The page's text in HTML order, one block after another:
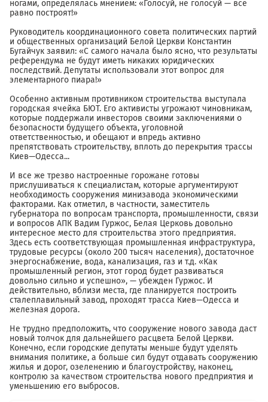
ногами, определялась мнением: «Голосуй, не голосуй — все
равно построят!»
Руководитель координационного совета политических партий
и общественных организаций Белой Церкви Константин
Бугайчук заявил: «С самого начала было ясно, что результаты
референдума не будут иметь никаких юридических
последствий. Депутаты использовали этот вопрос для
элементарного пиара!»
Особенно активным противником строительства выступала
городская ячейка БЮТ. Его активисты угрожают чиновникам,
которые поддержали инвесторов своими заключениями о
безопасности будущего объекта, уголовной
ответственностью, и обещают и впредь активно
препятствовать строительству, вплоть до перекрытия трассы
Киев—Одесса...
И все же трезво настроенные горожане готовы
прислушиваться к специалистам, которые аргументируют
необходимость сооружения минизавода экономическими
факторами. Как отметил, в частности, заместитель
губернатора по вопросам транспорта, промышленности, связи
и вопросов АПК Вадим Гуржос, Белая Церковь довольно
интересное место для строительства этого предприятия.
Здесь есть соответствующая промышленная инфраструктура,
трудовые ресурсы (около 200 тысяч населения), достаточное
энергоснабжение, вода, канализация, газ и т.д. «Как
промышленный регион, этот город будет развиваться
довольно сильно и успешно», — убежден Гуржос. И
действительно, вблизи места, где планируется построить
сталеплавильный завод, проходят трасса Киев—Одесса и
железная дорога.
Не трудно предположить, что сооружение нового завода даст
новый толчок для дальнейшего расцвета Белой Церкви.
Конечно, если городские депутаты меньше будут уделять
внимания политике, а больше сил будут отдавать сооружению
жилья и дорог, озеленению и благоустройству, наконец,
контролю за качеством строительства нового предприятия и
уменьшению его выбросов.